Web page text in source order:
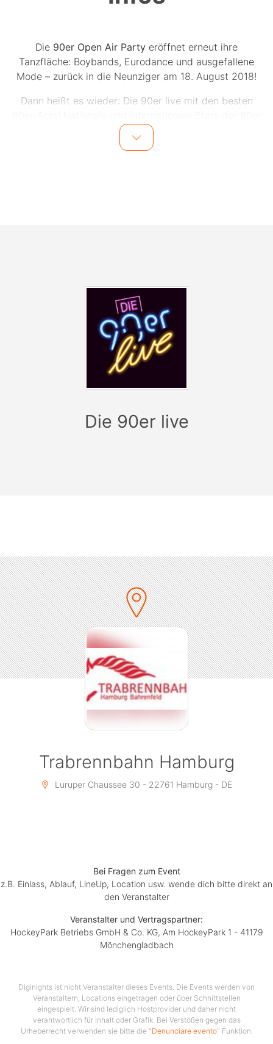
Die 90er Open Air Party eröffnet erneut ihre
Tanzfläche: Boybands, Eurodance und ausgefallene
Mode – zurück in die Neunziger am 18. August 2018!
Dann heißt es wieder: Die 90er live mit den besten
feiern mit grandioser Live-Musik auf der Trabrennbahn
in Hamburg Bahrenfeld.
Die 90er live
Trabrennbahn Hamburg
Luruper Chaussee 30 - 22761 Hamburg - DE
Bei Fragen zum Event
z.B. Einlass, Ablauf, LineUp, Location usw. wende dich bitte direkt an
den Veranstalter
Veranstalter und Vertragspartner:
HockeyPark Betriebs GmbH & Co. KG, Am HockeyPark 1 - 41179
Mönchengladbach
Diginights ist nicht Veranstalter dieses Events. Die Events werden von
Veranstaltern, Locations eingetragen oder über Schnittstellen
eingespielt. Wir sind lediglich Hostprovider und daher nicht
verantwortlich für Inhalt oder Grafik. Bei Verstößen gegen das
Urheberrecht verwenden sie bitte die "Denunciare evento" Funktion.